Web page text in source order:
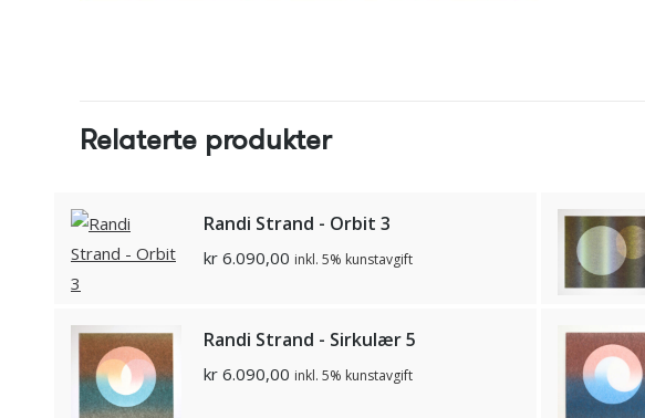
Relaterte produkter
Randi Strand - Orbit 3
kr 6.090,00 inkl. 5% kunstavgift
Randi Strand - Sirkulær 5
kr 6.090,00 inkl. 5% kunstavgift